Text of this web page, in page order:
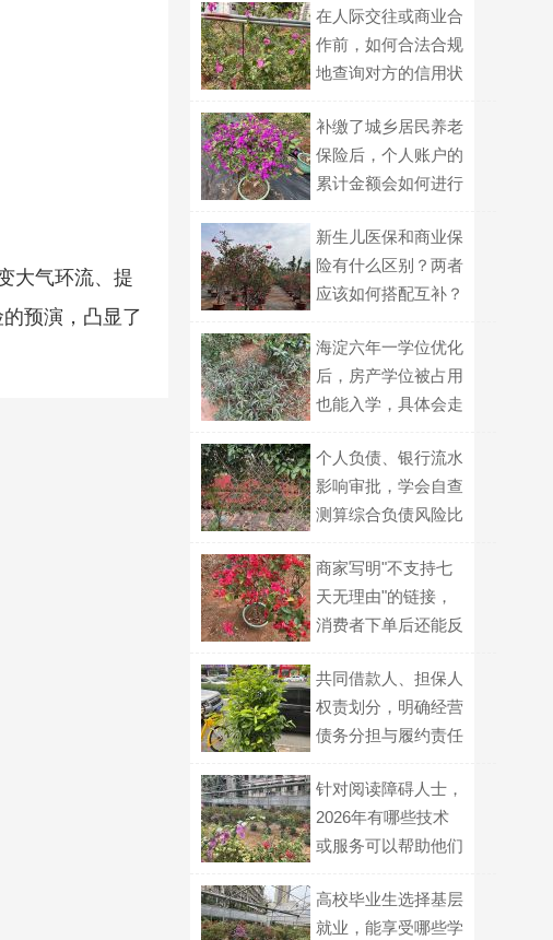
大气环流、提
预演，凸显了
在人际交往或商业合
作前，如何合法合规
地查询对方的信用状
补缴了城乡居民养老
保险后，个人账户的
累计金额会如何进行
新生儿医保和商业保
险有什么区别？两者
应该如何搭配互补？
海淀六年一学位优化
后，房产学位被占用
也能入学，具体会走
个人负债、银行流水
影响审批，学会自查
测算综合负债风险比
商家写明"不支持七
天无理由"的链接，
消费者下单后还能反
共同借款人、担保人
权责划分，明确经营
债务分担与履约责任
针对阅读障碍人士，
2026年有哪些技术
或服务可以帮助他们
息？
高校毕业生选择基层
就业，能享受哪些学